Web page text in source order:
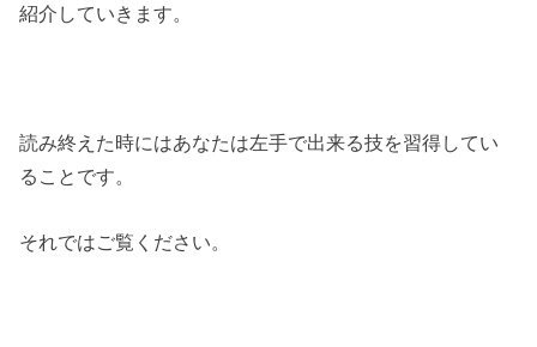
紹介していきます。
読み終えた時にはあなたは左手で出来る技を習得してい
ることです。
それではご覧ください。